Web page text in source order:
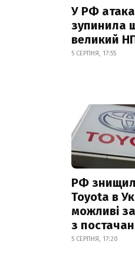
У РФ
зупинила
великий
5 СЕРПНЯ, 17:55
РФ
Toyota в
можливі
з
5 СЕРПНЯ, 17:20